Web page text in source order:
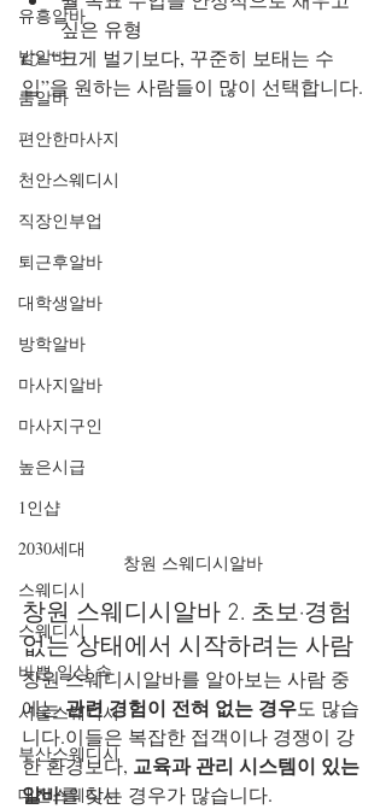
유흥알바
밤알바
룸알바
편안한마사지
천안스웨디시
직장인부업
퇴근후알바
대학생알바
방학알바
마사지알바
마사지구인
높은시급
1인샵
2030세대
스웨디시
스웨디시
바쁜 일상 속
서울스웨디시
부산스웨디시
대전스웨디시
싶은 유형
👉 “크게 벌기보다, 꾸준히 보태는 수
입”을 원하는 사람들이 많이 선택합니다.
창원 스웨디시알바
창원 스웨디시알바 2. 초보·경험
없는 상태에서 시작하려는 사람
창원 스웨디시알바를 알아보는 사람 중
에는 관련 경험이 전혀 없는 경우도 많습
니다.이들은 복잡한 접객이나 경쟁이 강
한 환경보다, 교육과 관리 시스템이 있는
알바를 찾는 경우가 많습니다.